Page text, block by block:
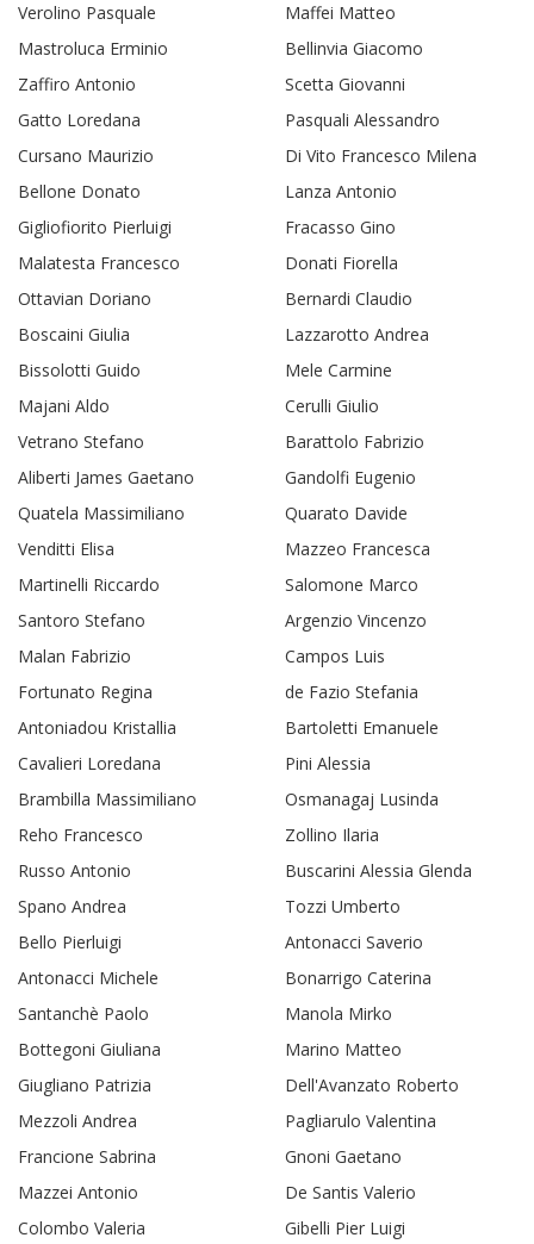
Verolino Pasquale
Maffei Matteo
Mastroluca Erminio
Bellinvia Giacomo
Zaffiro Antonio
Scetta Giovanni
Gatto Loredana
Pasquali Alessandro
Cursano Maurizio
Di Vito Francesco Milena
Bellone Donato
Lanza Antonio
Gigliofiorito Pierluigi
Fracasso Gino
Malatesta Francesco
Donati Fiorella
Ottavian Doriano
Bernardi Claudio
Boscaini Giulia
Lazzarotto Andrea
Bissolotti Guido
Mele Carmine
Majani Aldo
Cerulli Giulio
Vetrano Stefano
Barattolo Fabrizio
Aliberti James Gaetano
Gandolfi Eugenio
Quatela Massimiliano
Quarato Davide
Venditti Elisa
Mazzeo Francesca
Martinelli Riccardo
Salomone Marco
Santoro Stefano
Argenzio Vincenzo
Malan Fabrizio
Campos Luis
Fortunato Regina
de Fazio Stefania
Antoniadou Kristallia
Bartoletti Emanuele
Cavalieri Loredana
Pini Alessia
Brambilla Massimiliano
Osmanagaj Lusinda
Reho Francesco
Zollino Ilaria
Russo Antonio
Buscarini Alessia Glenda
Spano Andrea
Tozzi Umberto
Bello Pierluigi
Antonacci Saverio
Antonacci Michele
Bonarrigo Caterina
Santanchè Paolo
Manola Mirko
Bottegoni Giuliana
Marino Matteo
Giugliano Patrizia
Dell'Avanzato Roberto
Mezzoli Andrea
Pagliarulo Valentina
Francione Sabrina
Gnoni Gaetano
Mazzei Antonio
De Santis Valerio
Colombo Valeria
Gibelli Pier Luigi